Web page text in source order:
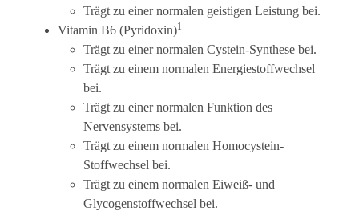
Trägt zu einer normalen geistigen Leistung bei.
Vitamin B6 (Pyridoxin)1
Trägt zu einer normalen Cystein-Synthese bei.
Trägt zu einem normalen Energiestoffwechsel
bei.
Trägt zu einer normalen Funktion des
Nervensystems bei.
Trägt zu einem normalen Homocystein-
Stoffwechsel bei.
Trägt zu einem normalen Eiweiß- und
Glycogenstoffwechsel bei.